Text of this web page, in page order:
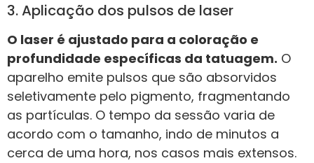
3. Aplicação dos pulsos de laser
O laser é ajustado para a coloração e
profundidade específicas da tatuagem. O
aparelho emite pulsos que são absorvidos
seletivamente pelo pigmento, fragmentando
as partículas. O tempo da sessão varia de
acordo com o tamanho, indo de minutos a
cerca de uma hora, nos casos mais extensos.